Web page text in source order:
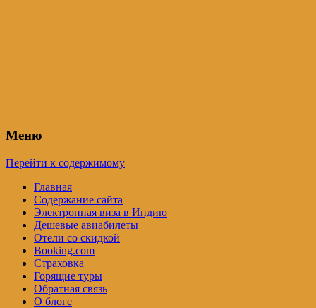
Меню
Перейти к содержимому
Главная
Содержание сайта
Электронная виза в Индию
Дешевые авиабилеты
Отели со скидкой
Booking.com
Страховка
Горящие туры
Обратная связь
О блоге